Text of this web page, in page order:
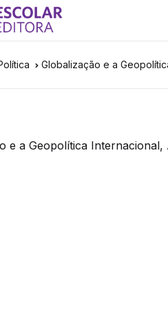
Globalização e a